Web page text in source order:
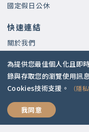
過好人生學
國定假日公休
快速連結
關於我們
師資陣容
社群媒體
Apple Podcasts
為提供您最佳個人化且即
錄與存取您的瀏覽使用訊
Cookies技術支援。
（隱
我同意